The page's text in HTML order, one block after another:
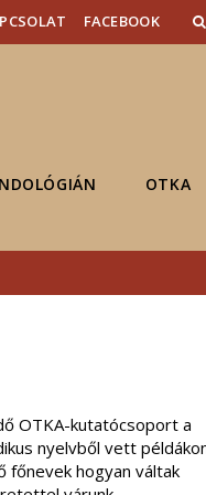
FACEBOOK
OTKA
OTKA-kutatócsoport a
nyelvből vett
főnevek hogyan váltak